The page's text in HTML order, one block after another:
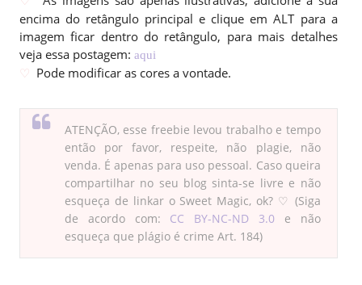
encima do retângulo principal e clique em ALT para a
imagem ficar dentro do retângulo, para mais detalhes
veja essa postagem: aqui
♡ Pode modificar as cores a vontade.
ATENÇÃO, esse freebie levou trabalho e tempo
então por favor, respeite, não plagie, não
venda. É apenas para uso pessoal. Caso queira
compartilhar no seu blog sinta-se livre e não
esqueça de linkar o Sweet Magic, ok? ♡ (Siga
de acordo com: CC BY-NC-ND 3.0 e não
esqueça que plágio é crime Art. 184)